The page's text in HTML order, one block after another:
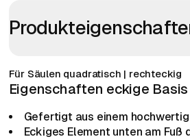
Für Säulen quadratisch | rechteckig
Eigenschaften eckige Basis
Gefertigt aus einem
Eckiges Element unten am Fuß